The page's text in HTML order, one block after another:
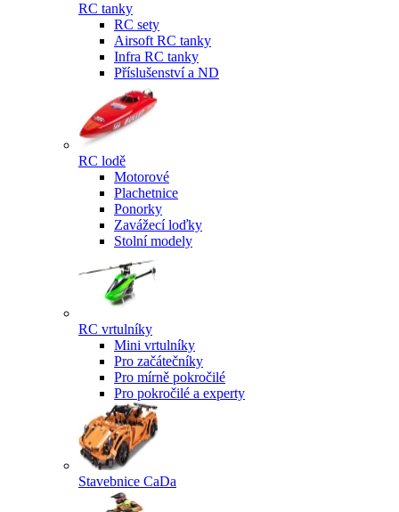
RC tanky
RC sety
Airsoft RC tanky
Infra RC tanky
Příslušenství a ND
RC lodě
Motorové
Plachetnice
Ponorky
Zavážecí loďky
Stolní modely
RC vrtulníky
Mini vrtulníky
Pro začátečníky
Pro mírně pokročilé
Pro pokročilé a experty
Stavebnice CaDa